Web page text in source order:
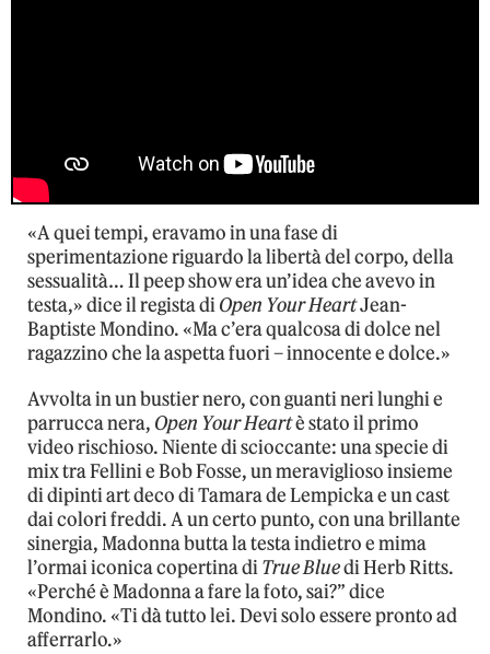
«A quei tempi, eravamo in una fase di
sperimentazione riguardo la libertà del corpo, della
sessualità… Il peep show era un’idea che avevo in
testa,» dice il regista diOpen Your HeartJean-
Baptiste Mondino. «Ma c’era qualcosa di dolce nel
ragazzino che la aspetta fuori – innocente e dolce.»
Avvolta in un bustier nero, con guanti neri lunghi e
parrucca nera, Open Your Heartè stato il primo
video rischioso. Niente di scioccante: una specie di
mix tra Fellini e Bob Fosse, un meraviglioso insieme
di dipinti art deco di Tamara de Lempicka e un cast
dai colori freddi. A un certo punto, con una brillante
sinergia, Madonna butta la testa indietro e mima
l’ormai iconica copertina diTrue Bluedi Herb Ritts.
«Perché è Madonna a fare la foto, sai?” dice
Mondino. «Ti dà tutto lei. Devi solo essere pronto ad
afferrarlo.»